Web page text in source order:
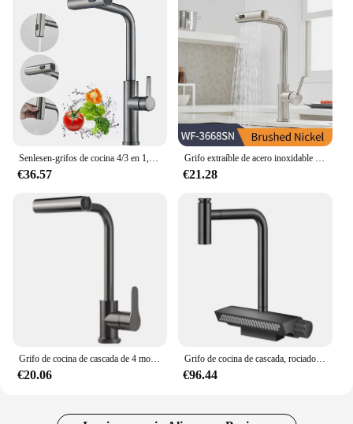
€36.57 €21.28
€20.06
Grifo de cocina de cascada, rociador de corriente de acero inoxidable, montado en cubierta, mezclador de fregadero de agua fría y caliente, 2024
€96.44